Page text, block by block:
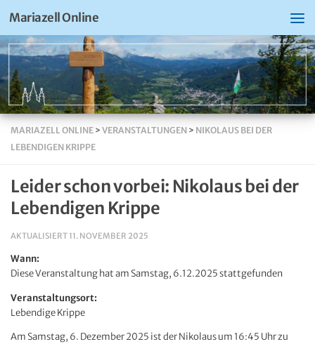
Mariazell Online
MARIAZELL ONLINE > VERANSTALTUNGEN > NIKOLAUS BEI DER
LEBENDIGEN KRIPPE
Leider schon vorbei: Nikolaus bei der
Lebendigen Krippe
AKTUALISIERT 11. NOVEMBER 2025
Wann:
Diese Veranstaltung hat am Samstag, 6.12.2025 stattgefunden
Veranstaltungsort:
Lebendige Krippe
Am Samstag, 6. Dezember 2025 ist der Nikolaus um 16:45 Uhr zu